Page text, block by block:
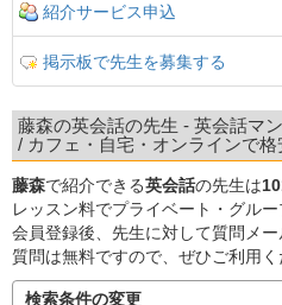
紹介サービス申込
掲示板で先生を募集する
藤森の英会話の先生 - 英会話マ
/ カフェ・自宅・オンラインで格
藤森で紹介できる英会話の先生は
レッスン料でプライベート・グル
会員登録後、先生に対して質問メ
質問は無料ですので、ぜひご利用く
検索条件の変更